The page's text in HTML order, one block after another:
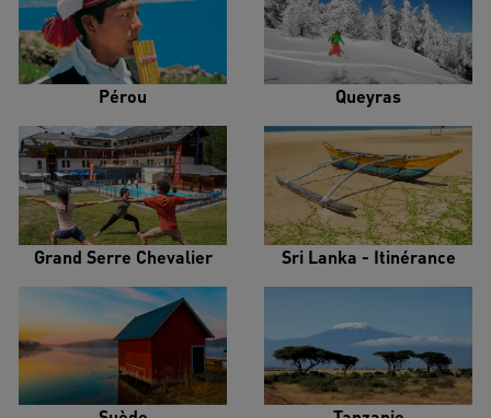
Pérou Queyras
Grand Serre Chevalier Sri Lanka - Itinérance